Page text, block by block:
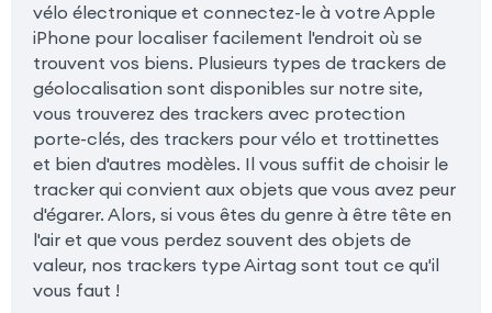
vélo électronique et connectez-le à votre Apple
iPhone pour localiser facilement l'endroit où se
trouvent vos biens. Plusieurs types de trackers de
géolocalisation sont disponibles sur notre site,
vous trouverez des trackers avec protection
porte-clés, des trackers pour vélo et trottinettes
et bien d'autres modèles. Il vous suffit de choisir le
tracker qui convient aux objets que vous avez peur
d'égarer. Alors, si vous êtes du genre à être tête en
l'air et que vous perdez souvent des objets de
valeur, nos trackers type Airtag sont tout ce qu'il
vous faut !